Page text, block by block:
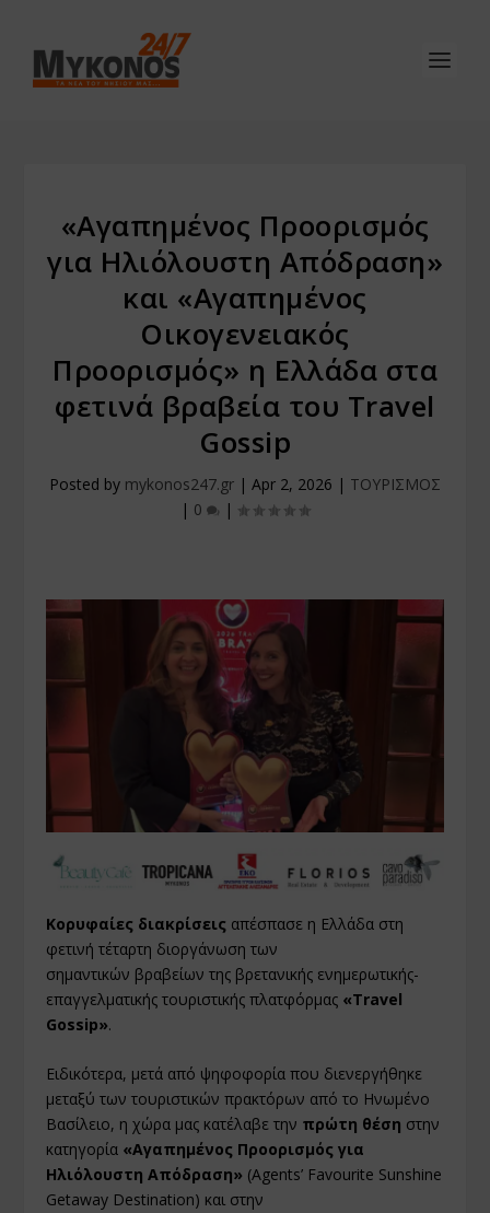
«Αγαπημένος Προορισμός
για Ηλιόλουστη Απόδραση»
και «Αγαπημένος
Οικογενειακός
Προορισμός» η Ελλάδα στα
φετινά βραβεία του Travel
Gossip
Posted by mykonos247.gr | Apr 2, 2026 | ΤΟΥΡΙΣΜΟΣ
| 0 |
Κορυφαίες διακρίσεις απέσπασε η Ελλάδα στη
φετινή τέταρτη διοργάνωση των
σημαντικών βραβείων της βρετανικής ενημερωτικής-
επαγγελματικής τουριστικής πλατφόρμας «Travel
Gossip».
Ειδικότερα, μετά από ψηφοφορία που διενεργήθηκε
μεταξύ των τουριστικών πρακτόρων από το Ηνωμένο
Βασίλειο, η χώρα μας κατέλαβε την πρώτη θέση στην
κατηγορία «Αγαπημένος Προορισμός για
Ηλιόλουστη Απόδραση» (Agents’ Favourite Sunshine
Getaway Destination) και στην